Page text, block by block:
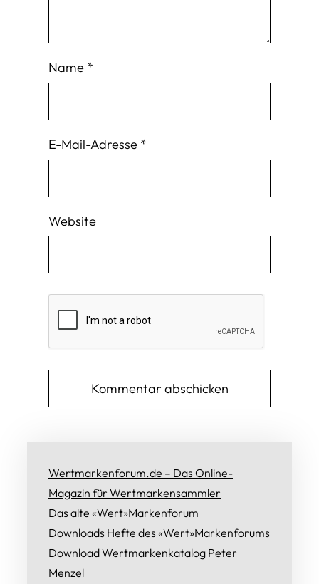
Name *
E-Mail-Adresse *
Website
Wertmarkenforum.de – Das Online-
Magazin für Wertmarkensammler
Das alte «Wert»Markenforum
Downloads Hefte des «Wert»Markenforums
Download Wertmarkenkatalog Peter
Menzel